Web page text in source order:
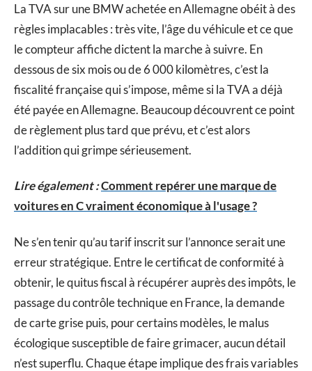
La TVA sur une BMW achetée en Allemagne obéit à des
règles implacables : très vite, l’âge du véhicule et ce que
le compteur affiche dictent la marche à suivre. En
dessous de six mois ou de 6 000 kilomètres, c’est la
fiscalité française qui s’impose, même si la TVA a déjà
été payée en Allemagne. Beaucoup découvrent ce point
de règlement plus tard que prévu, et c’est alors
l’addition qui grimpe sérieusement.
Lire également :Comment repérer une marque de
voitures en C vraiment économique à l'usage ?
Ne s’en tenir qu’au tarif inscrit sur l’annonce serait une
erreur stratégique. Entre le certificat de conformité à
obtenir, le quitus fiscal à récupérer auprès des impôts, le
passage du contrôle technique en France, la demande
de carte grise puis, pour certains modèles, le malus
écologique susceptible de faire grimacer, aucun détail
n’est superflu. Chaque étape implique des frais variables